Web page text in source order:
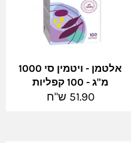
אלטמן - ויטמין סי 1000
מ"ג - 100 קפליות
מחיר
51.90 ש"ח